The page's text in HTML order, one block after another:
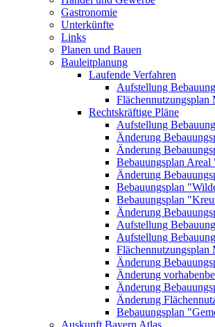
Gastronomie
Unterkünfte
Links
Planen und Bauen
Bauleitplanung
Laufende Verfahren
Aufstellung
Flächennutzungsplan
Rechtskräftige Pläne
Aufstellung
Änderung
Änderung
Bebauungsplan
Änderung
Bebauungsplan
Bebauungsplan
Änderung
Aufstellung
Aufstellung
Änderung
Änderung
Änderung
Änderung
Bebauungsplan
Auskunft Bayern Atlas